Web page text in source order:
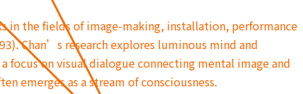
in the fields of image-making, installation, performance
Chan’s research explores luminous mind and
focus on visual dialogue connecting mental image and
emerges as a stream of consciousness.